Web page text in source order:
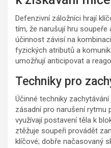
Defenzivní záložníci hrají
tím, že narušují hru soupeře
účinnost závisí na
fyzických atributů a
umožňují anticipovat a
Techniky pro
Účinné techniky
zásadní pro narušení rytmu
využívají postavení těla k
ztěžuje soupeři provádět
klíčové; dobře načasovaný